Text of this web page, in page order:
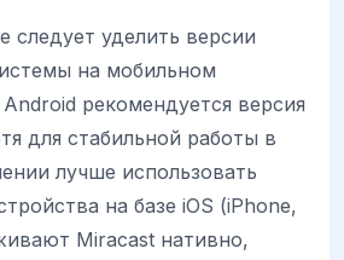
следует уделить версии
на мобильном
рекомендуется версия
для стабильной работы в
лучше использовать
на базе iOS (iPhone,
Miracast нативно,